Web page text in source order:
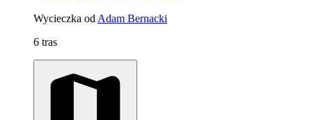
Wycieczka od Adam Bernacki
6 tras